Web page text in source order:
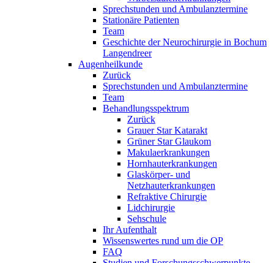
Sprechstunden und Ambulanztermine
Stationäre Patienten
Team
Geschichte der Neurochirurgie in Bochum
Langendreer
Augenheilkunde
Zurück
Sprechstunden und Ambulanztermine
Team
Behandlungsspektrum
Zurück
Grauer Star Katarakt
Grüner Star Glaukom
Makulaerkrankungen
Hornhauterkrankungen
Glaskörper- und
Netzhauterkrankungen
Refraktive Chirurgie
Lidchirurgie
Sehschule
Ihr Aufenthalt
Wissenswertes rund um die OP
FAQ